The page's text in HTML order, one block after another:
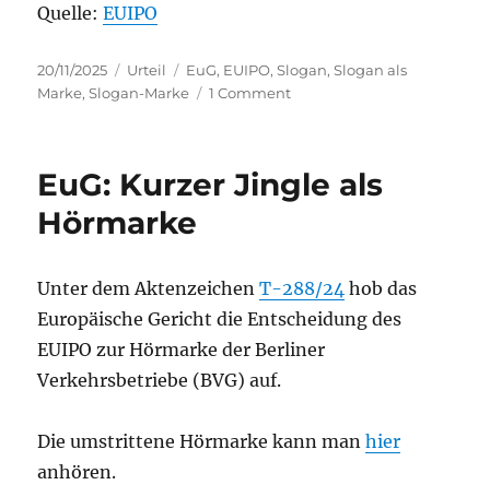
Quelle:EUIPO
Posted
on
20/11/2025 Categories
Urteil Tags
EuG, EUIPO,Slogan,Slogan als
Marke,Slogan-Marke 1 Commenton
Slogan-
Marke
EuG: Kurzer Jingle als
Hörmarke
Unter dem AktenzeichenT-288/24 hob das
Europäische Gericht die Entscheidung des
EUIPO zur Hörmarke der Berliner
Verkehrsbetriebe (BVG) auf.
Die umstrittene Hörmarke kann manhier
anhören.